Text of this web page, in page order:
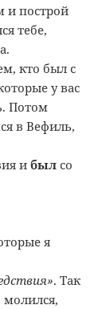
и построй
тебе,
кто был с
у вас
Потом
в Вефиль,
ибыл со
я
. Так